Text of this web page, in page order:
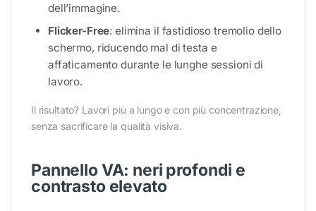
dell’immagine.
Flicker-Free: elimina il fastidioso tremolio dello
schermo, riducendo mal di testa e
affaticamento durante le lunghe sessioni di
lavoro.
Il risultato? Lavori più a lungo e con più concentrazione,
senza sacrificare la qualità visiva.
Pannello VA: neri profondi e
contrasto elevato